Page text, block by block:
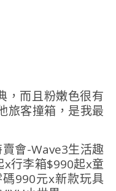
，而且粉嫩色很有
旅客撞箱，是我最